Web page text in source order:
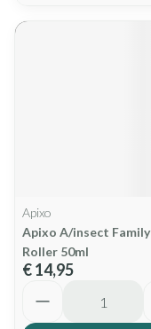
Apixo
Apixo A/insect Family
Roller 50ml
€ 14,95